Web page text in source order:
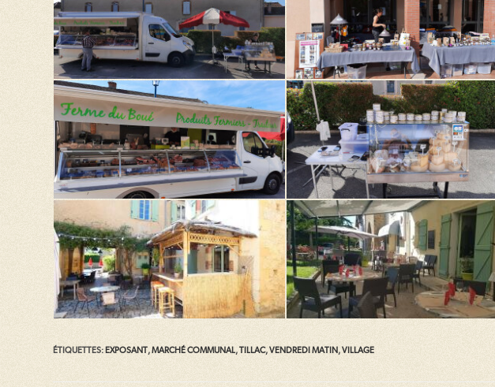
ÉTIQUETTES: EXPOSANT,MARCHÉ COMMUNAL,TILLAC,VENDREDI MATIN,VILLAGE